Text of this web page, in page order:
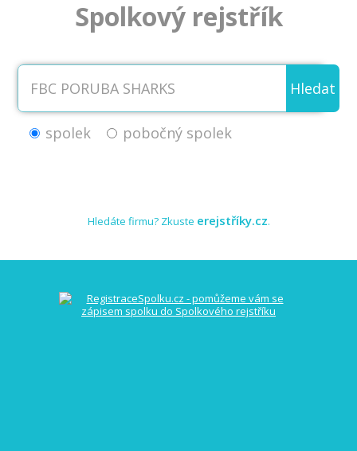
Spolkový rejstřík
Hledat
spolek pobočný spolek
Hledáte firmu? Zkuste erejstříky.cz.